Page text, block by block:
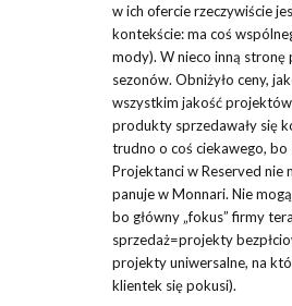
w ich ofercie rzeczywiście
kontekście: ma coś
mody). W nieco inną stronę
sezonów. Obniżyło ceny,
wszystkim jakość
produkty sprzedawały się
trudno o coś ciekawego, bo
Projektanci w Reserved
panuje w Monnari. Nie
bo główny „fokus” firmy
sprzedaż=projekty
projekty uniwersalne, na
klientek się pokusi).